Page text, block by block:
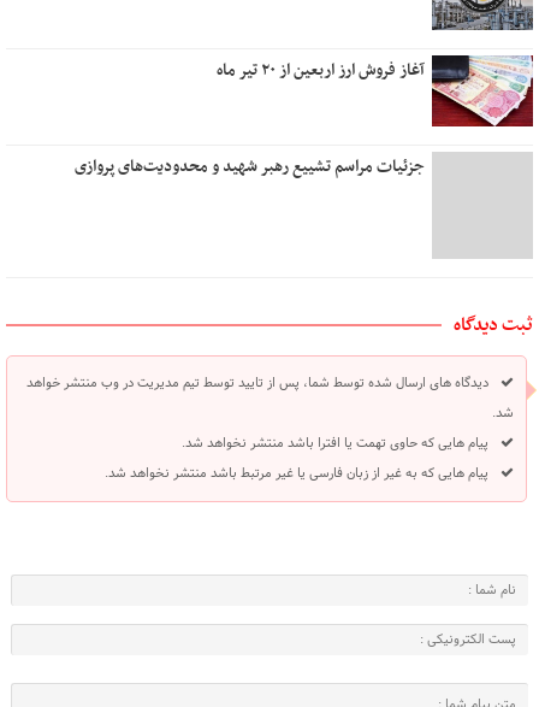
آغاز فروش ارز اربعین از ۲۰ تیر ماه
جزئیات مراسم تشییع رهبر شهید و محدودیت‌های پروازی
ثبت دیدگاه
دیدگاه های ارسال شده توسط شما، پس از تایید توسط تیم مدیریت در وب منتشر خواهد
شد.
پیام هایی که حاوی تهمت یا افترا باشد منتشر نخواهد شد.
پیام هایی که به غیر از زبان فارسی یا غیر مرتبط باشد منتشر نخواهد شد.